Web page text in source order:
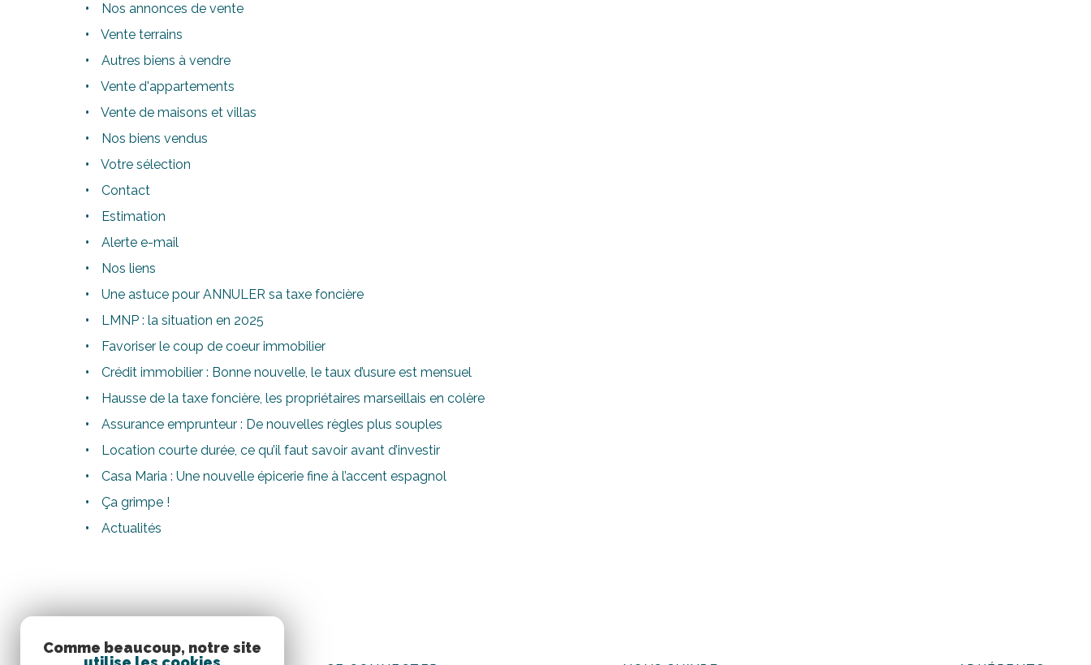
Nos annonces de vente
Vente terrains
Autres biens à vendre
Vente d'appartements
Vente de maisons et villas
Nos biens vendus
Votre sélection
Contact
Estimation
Alerte e-mail
Nos liens
Une astuce pour ANNULER sa taxe foncière
LMNP : la situation en 2025
Favoriser le coup de coeur immobilier
Crédit immobilier : Bonne nouvelle, le taux d’usure est mensuel
Hausse de la taxe foncière, les propriétaires marseillais en colère
Assurance emprunteur : De nouvelles règles plus souples
Location courte durée, ce qu’il faut savoir avant d’investir
Casa Maria : Une nouvelle épicerie fine à l’accent espagnol
Ça grimpe !
Actualités
Comme beaucoup, notre site